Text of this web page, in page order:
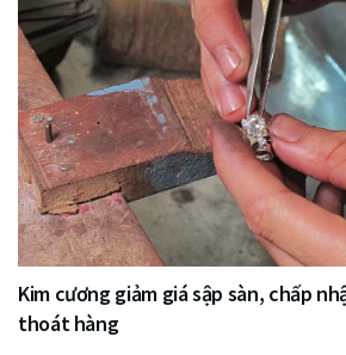
Kim cương giảm giá sập sàn, chấp
thoát hàng